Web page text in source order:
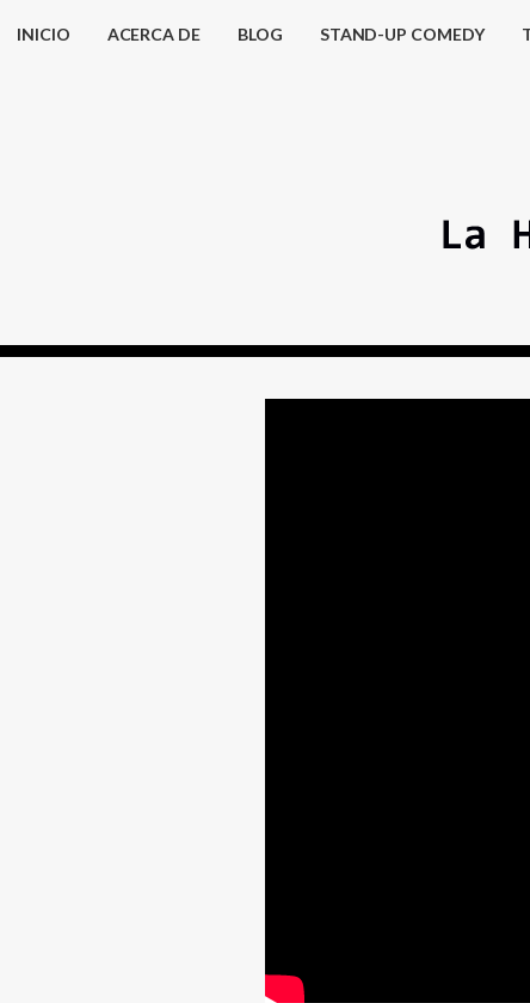
INICIO ACERCA DE BLOG STAND-UP COMEDY